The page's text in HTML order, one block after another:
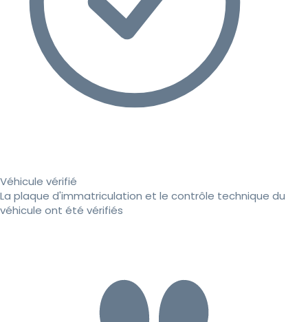
Véhicule vérifié
La plaque d'immatriculation et le contrôle technique du
véhicule ont été vérifiés